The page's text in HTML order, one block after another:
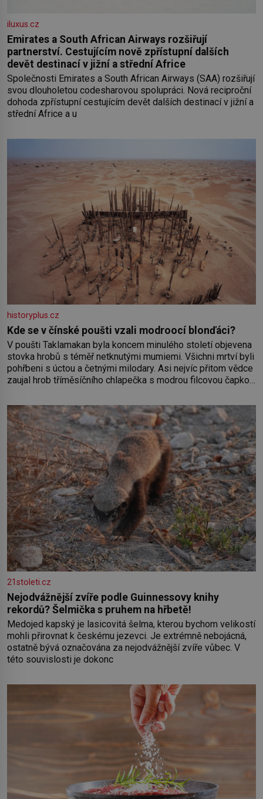
iluxus.cz
Emirates a South African Airways rozšiřují
partnerství. Cestujícím nově zpřístupní dalších
devět destinací v jižní a střední Africe
Společnosti Emirates a South African Airways (SAA) rozšiřují
svou dlouholetou codesharovou spolupráci. Nová reciproční
dohoda zpřístupní cestujícím devět dalších destinací v jižní a
střední Africe a u
historyplus.cz
Kde se v čínské poušti vzali modroocí blonďáci?
V poušti Taklamakan byla koncem minulého století objevena
stovka hrobů s téměř netknutými mumiemi. Všichni mrtví byli
pohřbeni s úctou a četnými milodary. Asi nejvíc přitom vědce
zaujal hrob tříměsíčního chlapečka s modrou filcovou čapkou,
nesmírně dobře zachovalá, přičítají odborníci zdejším
klimatickým podmínkám. Sucho, prosolené písky a extrémně
21stoleti.cz
Nejodvážnější zvíře podle Guinnessovy knihy
rekordů? Šelmička s pruhem na hřbetě!
Medojed kapský je lasicovitá šelma, kterou bychom velikostí
mohli přirovnat k českému jezevci. Je extrémně nebojácná,
ostatně bývá označována za nejodvážnější zvíře vůbec. V
této souvislosti je dokonc